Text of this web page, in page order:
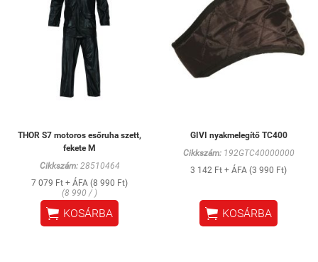
THOR S7 motoros esőruha szett,
fekete M
Cikkszám:28510464
7 079 Ft + ÁFA (8 990 Ft)
(8 990 / )
 KOSÁRBA
GIVI nyakmelegítő TC400
Cikkszám:192GTC40000000
3 142 Ft + ÁFA (3 990 Ft)
 KOSÁRBA